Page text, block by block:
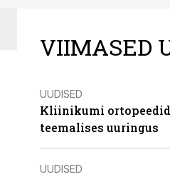
VIIMASED
UUDISED
Kliinikumi
teemalises uuringus
UUDISED